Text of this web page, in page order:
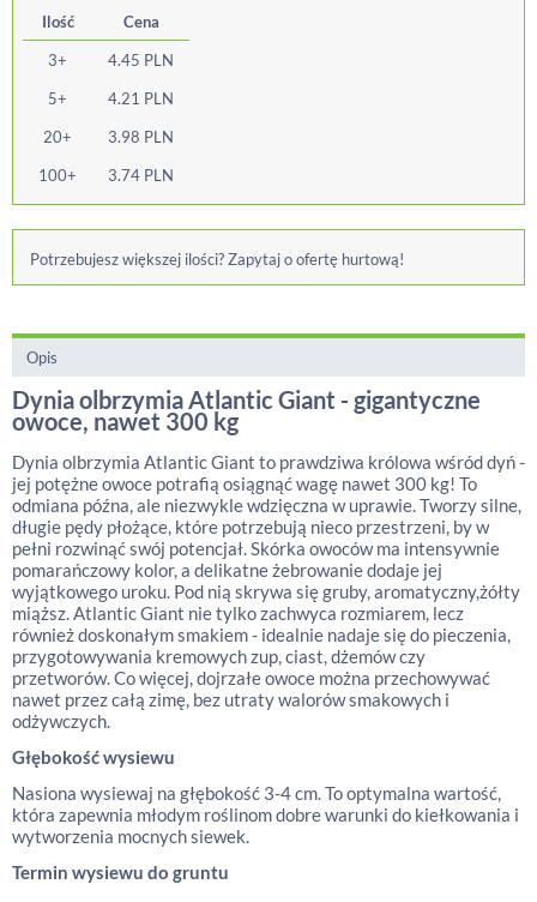
Ilość
Cena
3+
4.45 PLN
5+
4.21 PLN
20+
3.98 PLN
100+
3.74 PLN
Potrzebujesz większej ilości? Zapytaj o ofertę hurtową!
Opis
Dynia olbrzymia Atlantic Giant - gigantyczne
owoce, nawet 300 kg
Dynia olbrzymia Atlantic Giant to prawdziwa królowa wśród dyń -
jej potężne owoce potrafią osiągnąć wagę nawet 300 kg! To
odmiana późna, ale niezwykle wdzięczna w uprawie. Tworzy silne,
długie pędy płożące, które potrzebują nieco przestrzeni, by w
pełni rozwinąć swój potencjał. Skórka owoców ma intensywnie
pomarańczowy kolor, a delikatne żebrowanie dodaje jej
wyjątkowego uroku. Pod nią skrywa się gruby, aromatyczny,żółty
miąższ. Atlantic Giant nie tylko zachwyca rozmiarem, lecz
również doskonałym smakiem - idealnie nadaje się do pieczenia,
przygotowywania kremowych zup, ciast, dżemów czy
przetworów. Co więcej, dojrzałe owoce można przechowywać
nawet przez całą zimę, bez utraty walorów smakowych i
odżywczych.
Głębokość wysiewu
Nasiona wysiewaj na głębokość 3-4 cm. To optymalna wartość,
która zapewnia młodym roślinom dobre warunki do kiełkowania i
wytworzenia mocnych siewek.
Termin wysiewu do gruntu